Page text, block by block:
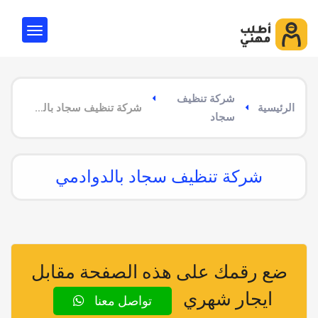
الرئيسية
شركة تنظيف
سجاد
شركة تنظيف سجاد بالدوادمي
شركة تنظيف سجاد بالدوادمي
ضع رقمك على هذه الصفحة مقابل
ايجار شهري
تواصل معنا